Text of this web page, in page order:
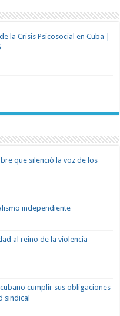
la Crisis Psicosocial en Cuba |
que silenció la voz de los
independiente
al reino de la violencia
cumplir sus obligaciones
sindical